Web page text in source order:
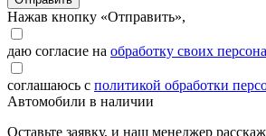
Нажав кнопку «Отправить»,
даю согласие на обработку своих
соглашаюсь с политикой обработки
Автомобили в наличии
Оставьте заявку, и наш менеджер